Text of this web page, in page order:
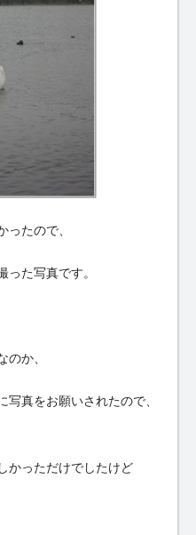
ったので、
った写真です。
のか、
真をお願いされたので、
かっただけでしたけど